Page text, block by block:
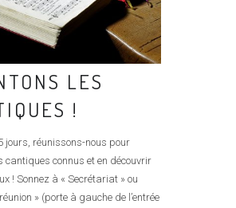
LES
!
jours, réunissons-nous pour
cantiques connus et en découvrir
! Sonnez à « Secrétariat » ou
» (porte à gauche de l’entrée